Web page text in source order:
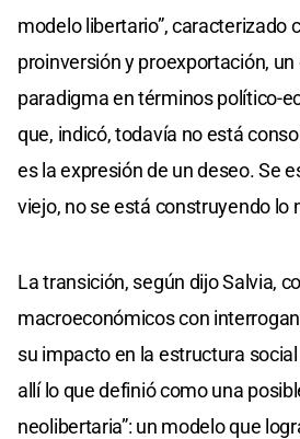
modelo libertario”, caracterizado
proinversión y proexportación,
paradigma en términos político-
que, indicó, todavía no está
es la expresión de un deseo. Se
viejo, no se está construyendo lo
La transición, según dijo Salvia,
macroeconómicos con
su impacto en la estructura
allí lo que definió como una
neolibertaria”: un modelo que